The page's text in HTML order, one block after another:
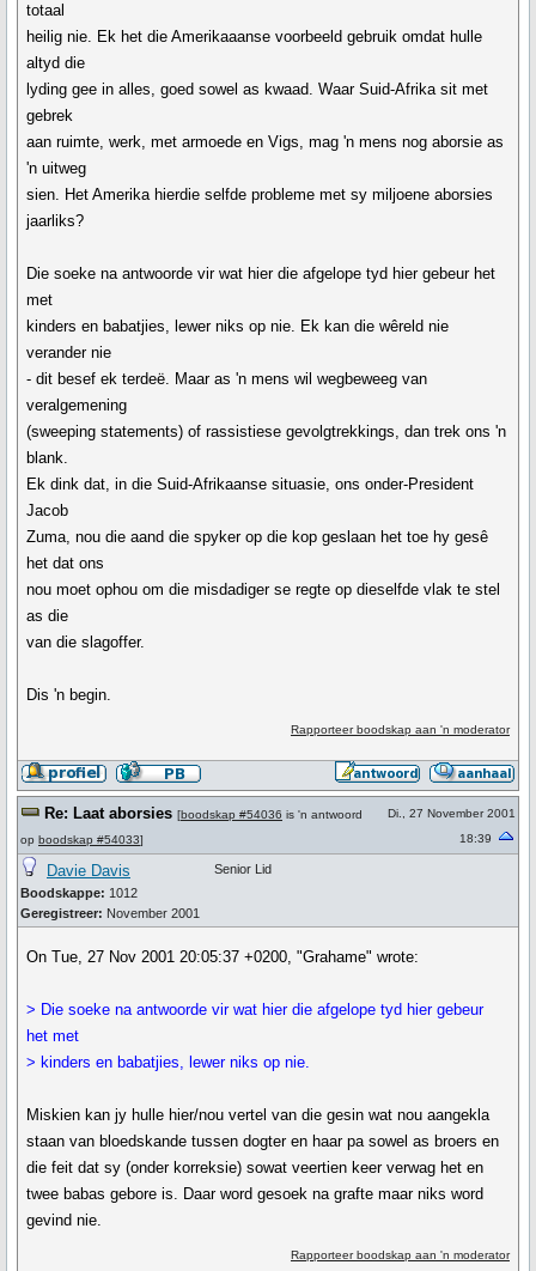
totaal
heilig nie. Ek het die Amerikaaanse voorbeeld gebruik omdat hulle
altyd die
lyding gee in alles, goed sowel as kwaad. Waar Suid-Afrika sit met
gebrek
aan ruimte, werk, met armoede en Vigs, mag 'n mens nog aborsie as
'n uitweg
sien. Het Amerika hierdie selfde probleme met sy miljoene aborsies
jaarliks?
Die soeke na antwoorde vir wat hier die afgelope tyd hier gebeur het
met
kinders en babatjies, lewer niks op nie. Ek kan die wêreld nie
verander nie
- dit besef ek terdeë. Maar as 'n mens wil wegbeweeg van
veralgemening
(sweeping statements) of rassistiese gevolgtrekkings, dan trek ons 'n
blank.
Ek dink dat, in die Suid-Afrikaanse situasie, ons onder-President
Jacob
Zuma, nou die aand die spyker op die kop geslaan het toe hy gesê
het dat ons
nou moet ophou om die misdadiger se regte op dieselfde vlak te stel
as die
van die slagoffer.
Dis 'n begin.
Rapporteer boodskap aan 'n moderator
Re: Laat aborsies [boodskap #54036 is 'n antwoord
op boodskap #54033]
Di., 27 November 2001
18:39
Davie Davis
Boodskappe: 1012
Geregistreer: November 2001
Senior Lid
On Tue, 27 Nov 2001 20:05:37 +0200, "Grahame" wrote:
> Die soeke na antwoorde vir wat hier die afgelope tyd hier gebeur
het met
> kinders en babatjies, lewer niks op nie.
Miskien kan jy hulle hier/nou vertel van die gesin wat nou aangekla
staan van bloedskande tussen dogter en haar pa sowel as broers en
die feit dat sy (onder korreksie) sowat veertien keer verwag het en
twee babas gebore is. Daar word gesoek na grafte maar niks word
gevind nie.
Rapporteer boodskap aan 'n moderator